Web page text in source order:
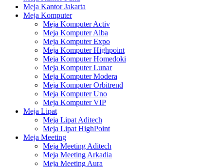
Meja Kantor Jakarta
Meja Komputer
Meja Komputer Activ
Meja Komputer Alba
Meja Komputer Expo
Meja Komputer Highpoint
Meja Komputer Homedoki
Meja Komputer Lunar
Meja Komputer Modera
Meja Komputer Orbitrend
Meja Komputer Uno
Meja Komputer VIP
Meja Lipat
Meja Lipat Aditech
Meja Lipat HighPoint
Meja Meeting
Meja Meeting Aditech
Meja Meeting Arkadia
Meja Meeting Aura